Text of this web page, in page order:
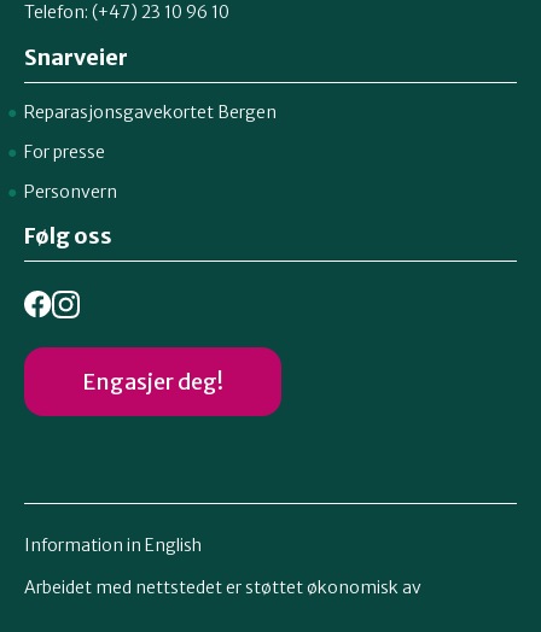
Telefon: (+47) 23 10 96 10
Snarveier
Reparasjonsgavekortet Bergen
For presse
Personvern
Følg oss
Engasjer deg!
Information in English
Arbeidet med nettstedet er støttet økonomisk av